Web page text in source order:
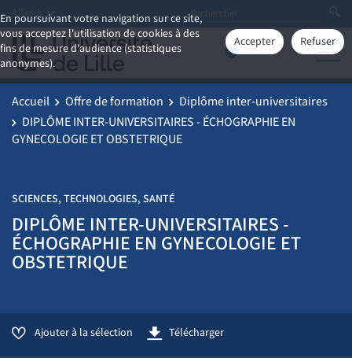
En poursuivant votre navigation sur ce site,
vous acceptez l'utilisation de cookies à des
fins de mesure d'audience (statistiques
anonymes).
Accepter Refuser
Aller à
Accueil Offre de formation
Diplôme inter-universitaires
DIPLÔME INTER-UNIVERSITAIRES - ÉCHOGRAPHIE EN
GYNECOLOGIE ET OBSTETRIQUE
SCIENCES, TECHNOLOGIES, SANTÉ
DIPLÔME INTER-UNIVERSITAIRES -
ÉCHOGRAPHIE EN GYNECOLOGIE ET
OBSTETRIQUE
Ajouter à la sélection Télécharger